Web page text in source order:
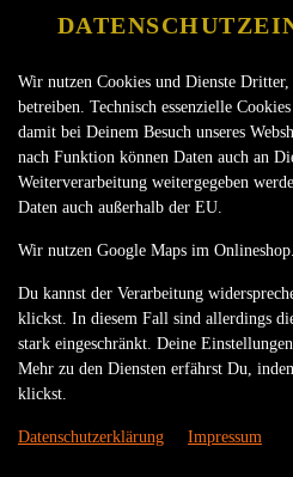
THAI
Wir nutzen Cookies und Dienste
betreiben. Technisch essenzielle
damit bei Deinem Besuch unseres
nach Funktion können Daten auch an
Weiterverarbeitung weitergegeben
Daten auch außerhalb der EU.
Wir nutzen Google Maps im Onlineshop.
Du kannst der Verarbeitung
klickst. In diesem Fall sind allerdings
stark eingeschränkt. Deine
Mehr zu den Diensten erfährst Du,
klickst.
Datenschutzerklärung Impressum